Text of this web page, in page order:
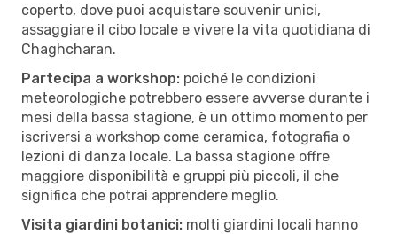
coperto, dove puoi acquistare souvenir unici,
assaggiare il cibo locale e vivere la vita quotidiana di
Chaghcharan.
Partecipa a workshop: poiché le condizioni
meteorologiche potrebbero essere avverse durante i
mesi della bassa stagione, è un ottimo momento per
iscriversi a workshop come ceramica, fotografia o
lezioni di danza locale. La bassa stagione offre
maggiore disponibilità e gruppi più piccoli, il che
significa che potrai apprendere meglio.
Visita giardini botanici: molti giardini locali hanno